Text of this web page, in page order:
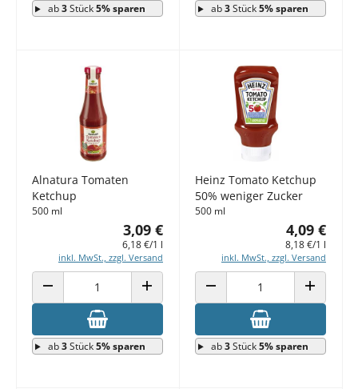
ab3Stück5% sparen ab3Stück5% sparen
Alnatura Tomaten
Ketchup
500 ml
3,09 €
6,18 €/1 l
inkl. MwSt., zzgl. Versand
ANZAHL VERRINGERN ANZAHL ERHÖHEN
ab3Stück5% sparen
Heinz Tomato Ketchup
50% weniger Zucker
500 ml
4,09 €
8,18 €/1 l
inkl. MwSt., zzgl. Versand
ANZAHL VERRINGERN ANZAHL
ab3Stück5% sparen